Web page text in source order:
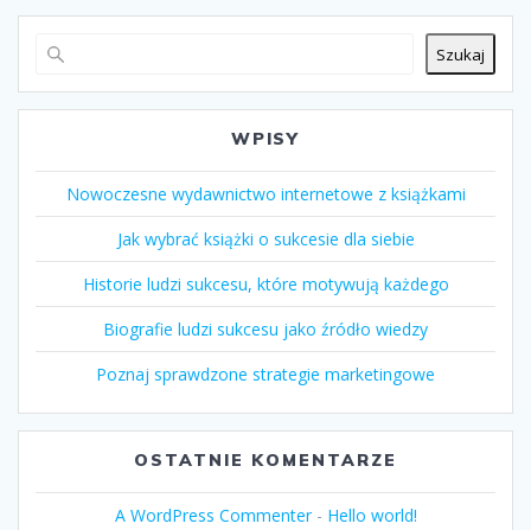
Szukaj
WPISY
Nowoczesne wydawnictwo internetowe z książkami
Jak wybrać książki o sukcesie dla siebie
Historie ludzi sukcesu, które motywują każdego
Biografie ludzi sukcesu jako źródło wiedzy
Poznaj sprawdzone strategie marketingowe
OSTATNIE KOMENTARZE
A WordPress Commenter- Hello world!